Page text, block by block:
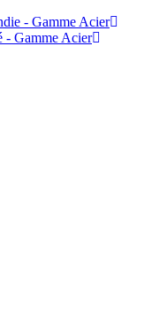
- Gamme Acier
- Gamme Acier